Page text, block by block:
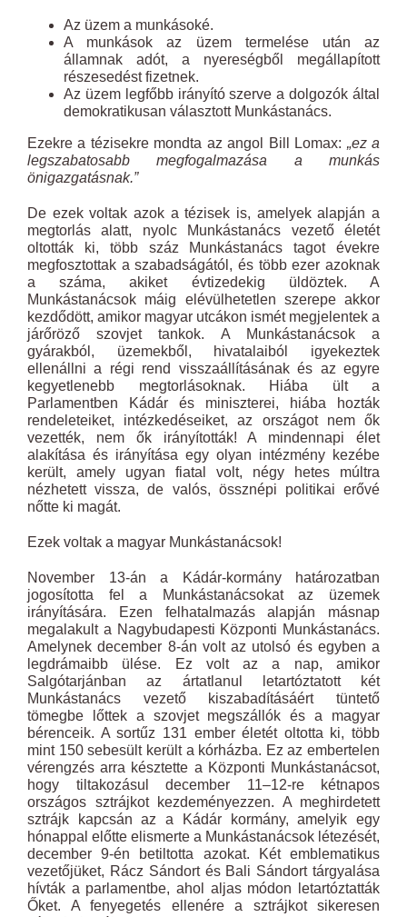
Az üzem a munkásoké.
A munkások az üzem termelése után az
államnak adót, a nyereségből megállapított
részesedést fizetnek.
Az üzem legfőbb irányító szerve a dolgozók által
demokratikusan választott Munkástanács.
Ezekre a tézisekre mondta az angol Bill Lomax: „ez a
legszabatosabb megfogalmazása a munkás
önigazgatásnak.”
De ezek voltak azok a tézisek is, amelyek alapján a
megtorlás alatt, nyolc Munkástanács vezető életét
oltották ki, több száz Munkástanács tagot évekre
megfosztottak a szabadságától, és több ezer azoknak
a száma, akiket évtizedekig üldöztek. A
Munkástanácsok máig elévülhetetlen szerepe akkor
kezdődött, amikor magyar utcákon ismét megjelentek a
járőröző szovjet tankok. A Munkástanácsok a
gyárakból, üzemekből, hivatalaiból igyekeztek
ellenállni a régi rend visszaállításának és az egyre
kegyetlenebb megtorlásoknak. Hiába ült a
Parlamentben Kádár és miniszterei, hiába hozták
rendeleteiket, intézkedéseiket, az országot nem ők
vezették, nem ők irányították! A mindennapi élet
alakítása és irányítása egy olyan intézmény kezébe
került, amely ugyan fiatal volt, négy hetes múltra
nézhetett vissza, de valós, össznépi politikai erővé
nőtte ki magát.
Ezek voltak a magyar Munkástanácsok!
November 13-án a Kádár-kormány határozatban
jogosította fel a Munkástanácsokat az üzemek
irányítására. Ezen felhatalmazás alapján másnap
megalakult a Nagybudapesti Központi Munkástanács.
Amelynek december 8-án volt az utolsó és egyben a
legdrámaibb ülése. Ez volt az a nap, amikor
Salgótarjánban az ártatlanul letartóztatott két
Munkástanács vezető kiszabadításáért tüntető
tömegbe lőttek a szovjet megszállók és a magyar
bérenceik. A sortűz 131 ember életét oltotta ki, több
mint 150 sebesült került a kórházba. Ez az embertelen
vérengzés arra késztette a Központi Munkástanácsot,
hogy tiltakozásul december 11–12-re kétnapos
országos sztrájkot kezdeményezzen. A meghirdetett
sztrájk kapcsán az a Kádár kormány, amelyik egy
hónappal előtte elismerte a Munkástanácsok létezését,
december 9-én betiltotta azokat. Két emblematikus
vezetőjüket, Rácz Sándort és Bali Sándort tárgyalása
hívták a parlamentbe, ahol aljas módon letartóztatták
Őket. A fenyegetés ellenére a sztrájkot sikeresen